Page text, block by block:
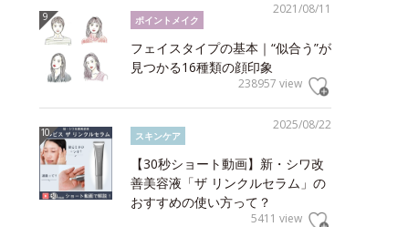
2021/08/11
ポイントメイク
フェイスタイプの基本｜“似合う”が
見つかる16種類の顔印象
238957 view
2025/08/22
スキンケア
【30秒ショート動画】新・シワ改
善美容液「ザ リンクルセラム」の
おすすめの使い方って？
5411 view